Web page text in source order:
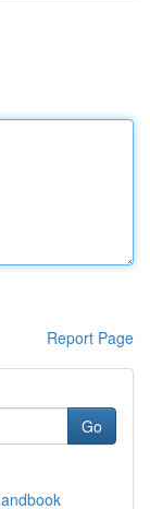
Report Page
Go